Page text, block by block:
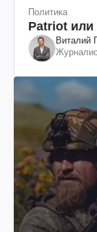
Политика
Patriot или
Виталий